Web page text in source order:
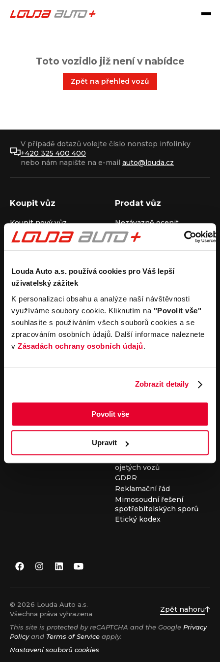
Louda Auto a.s. používá cookies pro Váš lepší
uživatelský zážitek
K personalizaci obsahu a analýze naší návštěvnosti
využíváme soubory cookie. Kliknutím na "Povolit vše"
souhlasíte s používáním všech souborů cookies a se
zpracováním osobních údajů. Další informace naleznete
v Zásadách ochrany osobních údajů.
Zobrazit detaily
Povolit vše
Upravit
Toto vozidlo již není v nabídce
Zpět na přehled vozů
V případě dotazů volejte číslo nonstop infolinky
+420 325 400 400
nebo nám napište na e-mail auto@louda.cz
Koupit vůz
Koupit nový vůz
Koupit ojetý vůz
Koupit užitkový vůz
Prodat vůz
Nezávazně ocenit
Průběh výkupu vozu
Pronájem
Carsharing
Autopůjčovna
Operativní leasing
Společnost
Louda Auto+ Poděbrady
Obytné vozy
Novinky
Kariéra
Servisní služby
Servis
Důležité odkazy
Cookies
Všeobecné obchodní
podmínky pro online
vozidel
Všeobecné obchodní
podmínky pro provádění
servisních prací
Všeobecné obchodní
podmínky při nákupu
ojetých vozů
GDPR
Reklamační řád
Mimosoudní řešení
spotřebitelských sporů
Etický kodex
© 2026 Louda Auto a.s.
Všechna práva vyhrazena
Zpět nahoru
This site is protected by reCAPTCHA and the Google Privacy
Policyand Terms of Service apply.
Nastavení souborů cookies